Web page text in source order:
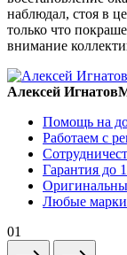
наблюдал, стоя в
только что
внимание
Алексей Игнатов
Помощь на
Работаем с
Гарантия до
Любые марки
01